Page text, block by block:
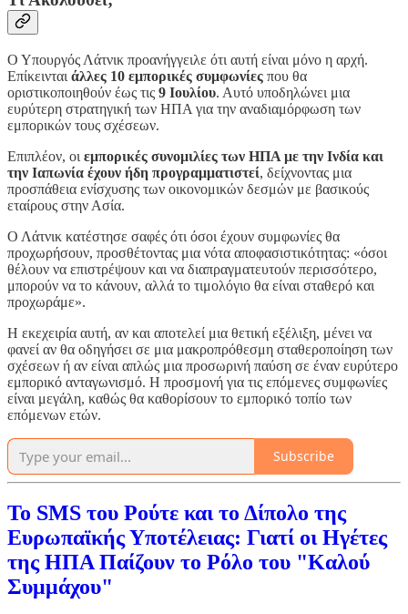
Ο Υπουργός Λάτνικ προανήγγειλε ότι αυτή είναι μόνο η αρχή.
Επίκεινται άλλες 10 εμπορικές συμφωνίες που θα
οριστικοποιηθούν έως τις 9 Ιουλίου. Αυτό υποδηλώνει μια
ευρύτερη στρατηγική των ΗΠΑ για την αναδιαμόρφωση των
εμπορικών τους σχέσεων.
Επιπλέον, οι εμπορικές συνομιλίες των ΗΠΑ με την Ινδία και
την Ιαπωνία έχουν ήδη προγραμματιστεί, δείχνοντας μια
προσπάθεια ενίσχυσης των οικονομικών δεσμών με βασικούς
εταίρους στην Ασία.
Ο Λάτνικ κατέστησε σαφές ότι όσοι έχουν συμφωνίες θα
προχωρήσουν, προσθέτοντας μια νότα αποφασιστικότητας: «όσοι
θέλουν να επιστρέψουν και να διαπραγματευτούν περισσότερο,
μπορούν να το κάνουν, αλλά το τιμολόγιο θα είναι σταθερό και
προχωράμε».
Η εκεχειρία αυτή, αν και αποτελεί μια θετική εξέλιξη, μένει να
φανεί αν θα οδηγήσει σε μια μακροπρόθεσμη σταθεροποίηση των
σχέσεων ή αν είναι απλώς μια προσωρινή παύση σε έναν ευρύτερο
εμπορικό ανταγωνισμό. Η προσμονή για τις επόμενες συμφωνίες
είναι μεγάλη, καθώς θα καθορίσουν το εμπορικό τοπίο των
επόμενων ετών.
Subscribe
Το SMS του Ρούτε και το Δίπολο της
Ευρωπαϊκής Υποτέλειας: Γιατί οι Ηγέτες
της ΗΠΑ Παίζουν το Ρόλο του "Καλού
Συμμάχου"